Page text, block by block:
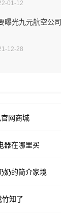
01-12
曝光九元航空公
12-28
网商城
器在哪里买
奶的简介家境
竹知了